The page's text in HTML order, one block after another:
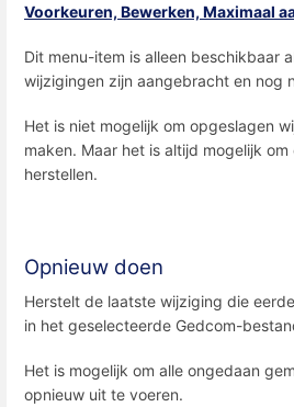
Voorkeuren, Bewerken, Maximaal
Dit menu-item is alleen beschikbaar
wijzigingen zijn aangebracht en nog
Het is niet mogelijk om opgeslagen
maken. Maar het is altijd mogelijk
herstellen.
Opnieuw doen
Herstelt de laatste wijziging die
in het geselecteerde Gedcom-
Het is mogelijk om alle ongedaan
opnieuw uit te voeren.